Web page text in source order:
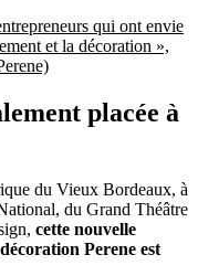
qui ont envie
et la décoration »,
placée à
du Vieux Bordeaux, à
du Grand Théâtre
cette nouvelle
Perene est